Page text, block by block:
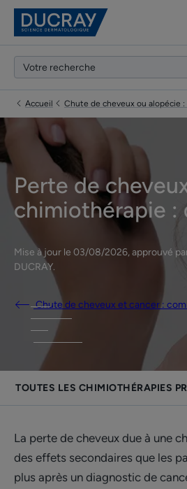
Accueil Chute de cheveux ou alopécie
Perte de
chimiothérapie :
Mise à jour le 03/08/2026, approuvé
DUCRAY.
Chute de cheveux et cancer :
TOUTES LES CHIMIOTHÉRAPIES
La perte de cheveux due à une
des effets secondaires que les
plus après un diagnostic de